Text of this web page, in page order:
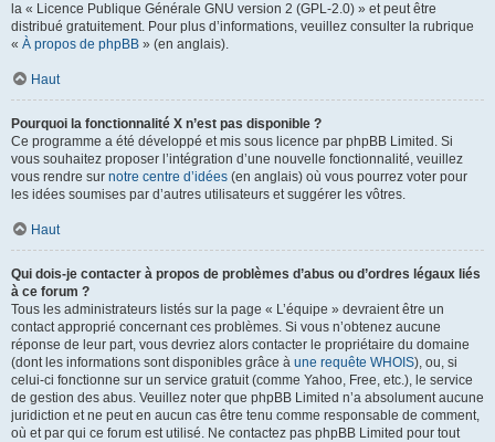
la « Licence Publique Générale GNU version 2 (GPL-2.0) » et peut être
distribué gratuitement. Pour plus d’informations, veuillez consulter la rubrique
« À propos de phpBB » (en anglais).
Haut
Pourquoi la fonctionnalité X n’est pas disponible ?
Ce programme a été développé et mis sous licence par phpBB Limited. Si
vous souhaitez proposer l’intégration d’une nouvelle fonctionnalité, veuillez
vous rendre sur notre centre d’idées (en anglais) où vous pourrez voter pour
les idées soumises par d’autres utilisateurs et suggérer les vôtres.
Haut
Qui dois-je contacter à propos de problèmes d’abus ou d’ordres légaux liés
à ce forum ?
Tous les administrateurs listés sur la page « L’équipe » devraient être un
contact approprié concernant ces problèmes. Si vous n’obtenez aucune
réponse de leur part, vous devriez alors contacter le propriétaire du domaine
(dont les informations sont disponibles grâce à une requête WHOIS), ou, si
celui-ci fonctionne sur un service gratuit (comme Yahoo, Free, etc.), le service
de gestion des abus. Veuillez noter que phpBB Limited n’a absolument aucune
juridiction et ne peut en aucun cas être tenu comme responsable de comment,
où et par qui ce forum est utilisé. Ne contactez pas phpBB Limited pour tout